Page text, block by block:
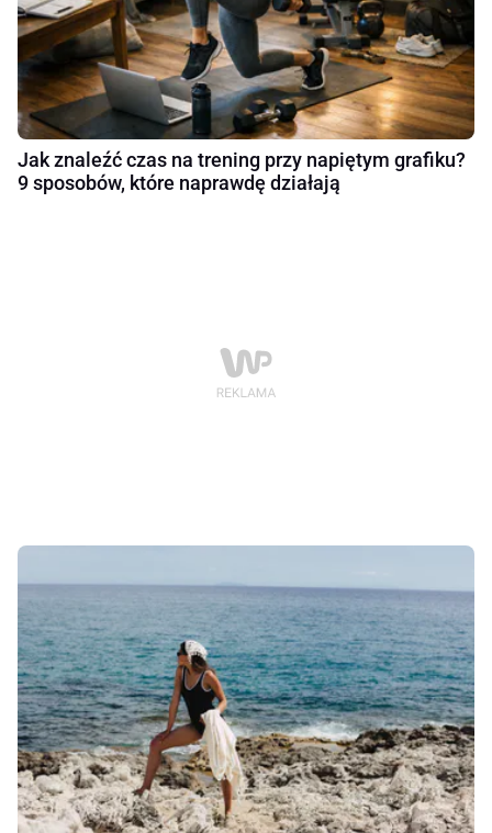
Jak znaleźć czas na trening przy napiętym grafiku?
9 sposobów, które naprawdę działają